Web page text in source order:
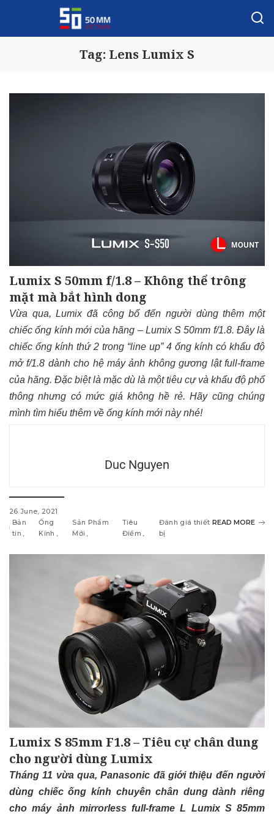
Tag: Lens Lumix S
Lumix S 50mm f/1.8 – Không thể trông
mặt mà bắt hình dong
Vừa qua, Lumix đã công bố đến người dùng thêm một
chiếc ống kính mới của hãng – Lumix S 50mm f/1.8. Đây là
chiếc ống kính thứ 2 trong “line up” 4 ống kính có khẩu độ
mở f/1.8 dành cho hệ máy ảnh không gương lật full-frame
của hãng. Đặc biệt là mặc dù là một tiêu cự và khẩu độ phổ
thông nhưng có mức giá không hề rẻ. Hãy cũng chúng
mình tìm hiểu thêm về ống kính mới này nhé!
Duc Nguyen
26 June, 2021
Bản
tin
Ống
Kính
Sản Phẩm
Mới
Tiêu
Điểm
Đánh giá thiết
bị
READ MORE
Lumix S 85mm F1.8 – Tiêu cự chân dung
cho người dùng Lumix
Tháng 11 vừa qua, Panasonic đã giới thiệu đến người
dùng chiếc ống kính chuyên chân dung dành riêng
cho máy ảnh mirrorless full-frame L Lumix S 85mm